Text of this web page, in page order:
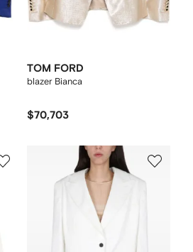
TOM FORD
blazer Bianca
$70,703